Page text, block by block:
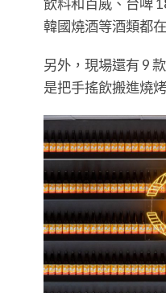
飲料和百威、台啤
韓國燒酒等酒類都
另外，現場還有 9
是把手搖飲搬進燒